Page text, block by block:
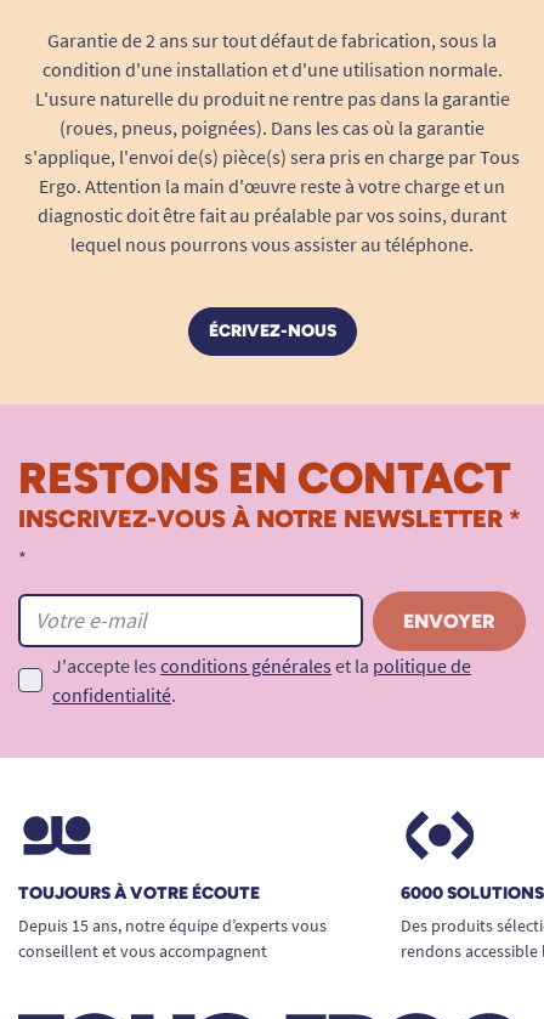
Garantie de 2 ans sur tout défaut de fabrication, sous la
condition d'une installation et d'une utilisation normale.
L'usure naturelle du produit ne rentre pas dans la garantie
(roues, pneus, poignées). Dans les cas où la garantie
s'applique, l'envoi de(s) pièce(s) sera pris en charge par Tous
Ergo. Attention la main d'œuvre reste à votre charge et un
diagnostic doit être fait au préalable par vos soins, durant
lequel nous pourrons vous assister au téléphone.
ÉCRIVEZ-NOUS
RESTONS EN CONTACT
INSCRIVEZ-VOUS À NOTRE NEWSLETTER *
*
J'accepte les conditions générales et la politique de
confidentialité.
TOUJOURS À VOTRE ÉCOUTE
Depuis 15 ans, notre équipe d’experts vous
conseillent et vous accompagnent
6000
Des produits
rendons